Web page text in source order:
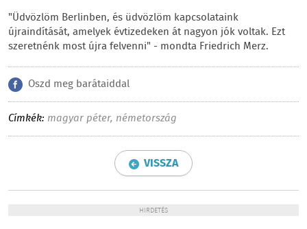
"Üdvözlöm Berlinben, és üdvözlöm kapcsolataink
újraindítását, amelyek évtizedeken át nagyon jók voltak. Ezt
szeretnénk most újra felvenni" - mondta Friedrich Merz.
Oszd meg barátaiddal
Címkék: magyar péter, németország
VISSZA
HIRDETÉS